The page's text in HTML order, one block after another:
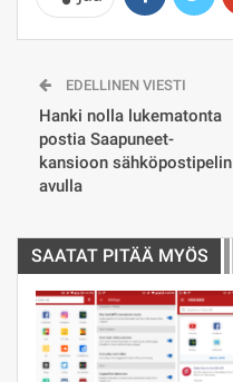
EDELLINEN VIESTI
Hanki nolla lukematonta
postia Saapuneet-
kansioon sähköpostipelin
avulla
SAATAT PITÄÄ MYÖS